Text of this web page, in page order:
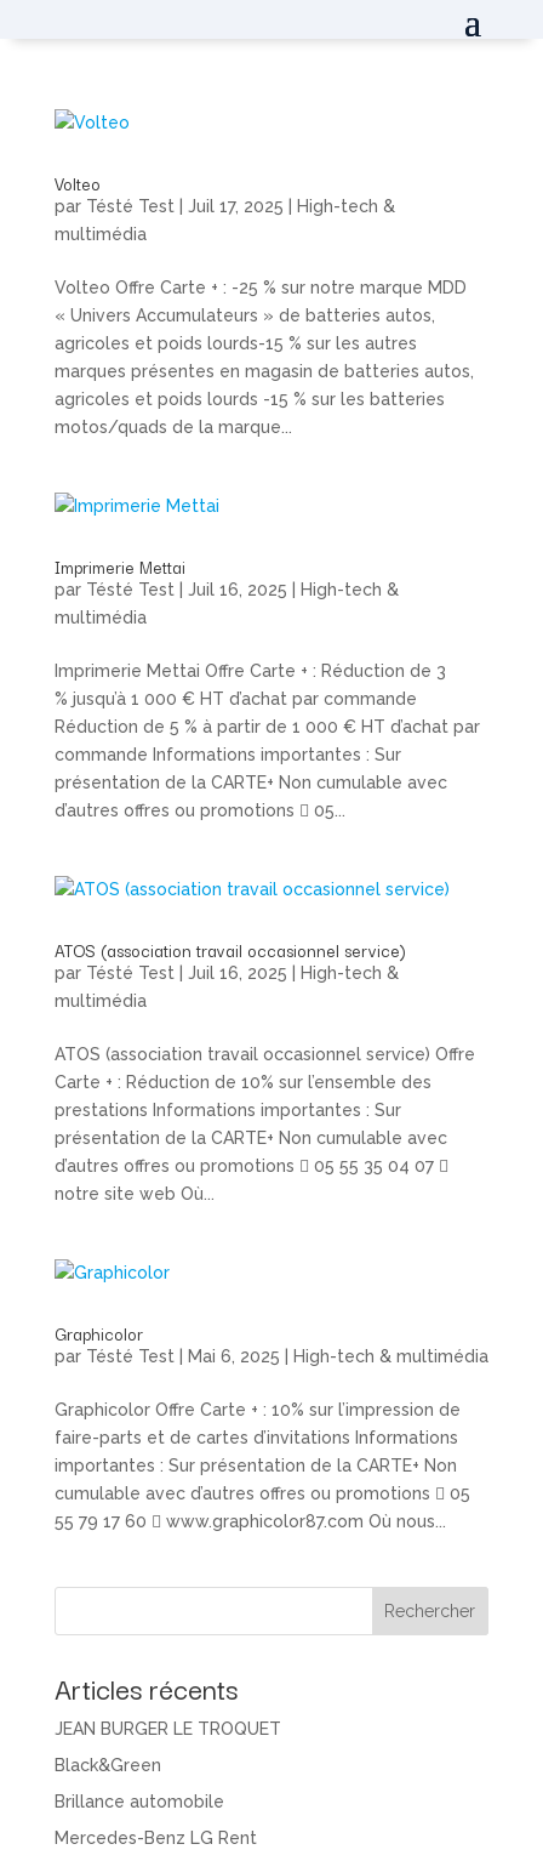
Volteo
par Tésté Test Juil 17, 2025
High-tech &
multimédia
Volteo Offre Carte + : -25 % sur notre marque MDD
« Univers Accumulateurs » de batteries autos,
agricoles et poids lourds-15 % sur les autres
marques présentes en magasin de batteries autos,
agricoles et poids lourds -15 % sur les batteries
motos/quads de la marque...
Imprimerie Mettai
par Tésté Test Juil 16, 2025
High-tech &
multimédia
Imprimerie Mettai Offre Carte + : Réduction de 3
% jusqu’à 1 000 € HT d’achat par commande
Réduction de 5 % à partir de 1 000 € HT d’achat par
commande Informations importantes : Sur
présentation de la CARTE+ Non cumulable avec
d’autres offres ou promotions  05...
ATOS (association travail occasionnel service)
par Tésté Test Juil 16, 2025
High-tech &
multimédia
ATOS (association travail occasionnel service) Offre
Carte + : Réduction de 10% sur l’ensemble des
prestations Informations importantes : Sur
présentation de la CARTE+ Non cumulable avec
d’autres offres ou promotions  05 55 35 04 07 
notre site web Où...
Graphicolor
par Tésté Test Mai 6, 2025 High-tech & multimédia
Graphicolor Offre Carte + : 10% sur l’impression de
faire-parts et de cartes d’invitations Informations
importantes : Sur présentation de la CARTE+ Non
cumulable avec d’autres offres ou promotions  05
55 79 17 60  www.graphicolor87.com Où nous...
Rechercher
Articles récents
JEAN BURGER LE TROQUET
Black&Green
Brillance automobile
Mercedes-Benz LG Rent